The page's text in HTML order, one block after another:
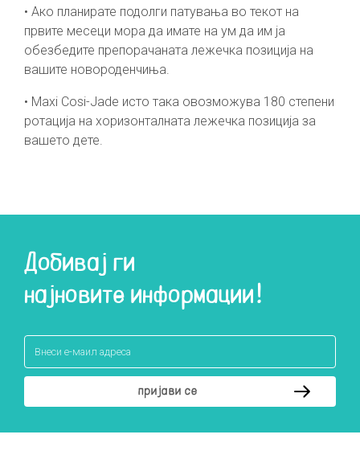
• Ако планирате подолги патувања во текот на
првите месеци мора да имате на ум да им ја
обезбедите препорачаната лежечка позиција на
вашите новороденчиња.
• Maxi Cosi-Jade исто така овозможува 180 степени
ротација на хоризонталната лежечка позиција за
вашето дете.
Добивај ги
најновите информации!